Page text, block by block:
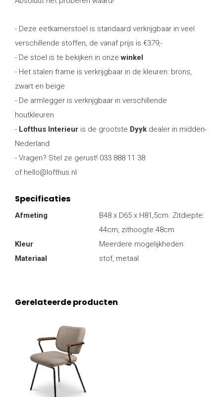
- Deze eetkamerstoel is standaard verkrijgbaar in veel
verschillende stoffen, de vanaf prijs is €379,-
- De stoel is te bekijken in onzewinkel
- Het stalen frame is verkrijgbaar in de kleuren: brons,
zwart en beige
- De armlegger is verkrijgbaar in verschillende
houtkleuren
- Lofthus Interieur is de grootste Dyyk dealer in midden-
Nederland
- Vragen? Stel ze gerust! 033 888 11 38
of hello@lofthus.nl
Specificaties
Afmeting
B48 x D65 x H81,5cm. Zitdiepte:
44cm, zithoogte 48cm
Kleur
Meerdere mogelijkheden
Materiaal
stof, metaal
Gerelateerde producten